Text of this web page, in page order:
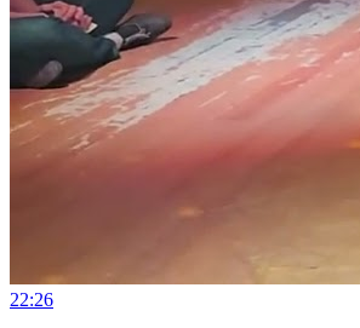
22:26